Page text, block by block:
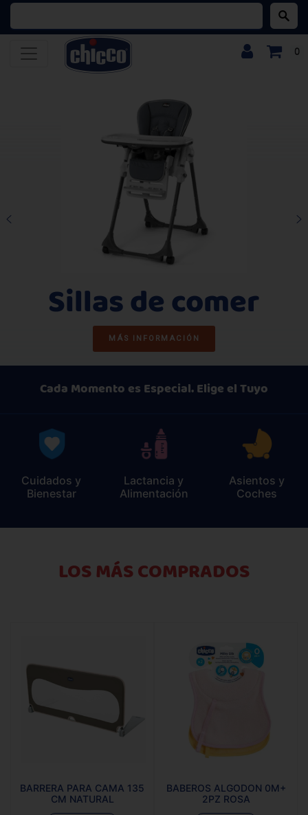
0
Sillas de comer
MÁS INFORMACIÓN
Cada Momento es Especial. Elige el Tuyo
Cuidados y
Bienestar
Lactancia y
Alimentación
Asientos y
Coches
LOS MÁS COMPRADOS
BARRERA PARA CAMA 135
CM NATURAL
BABEROS ALGODON 0M+
2PZ ROSA